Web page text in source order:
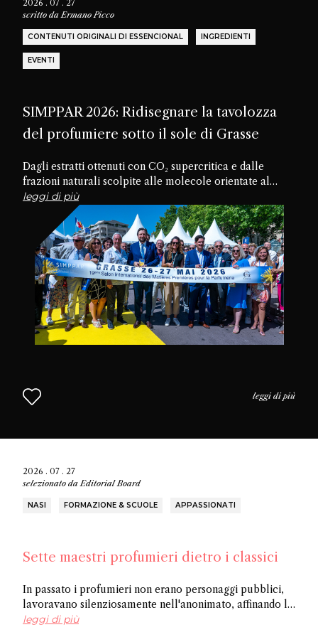
2026 . 07 . 27
scritto daErmano Picco
CONTENUTI ORIGINALI DI ESSENCIONAL INGREDIENTI
EVENTI
SIMPPAR 2026: Ridisegnare la tavolozza
del profumiere sotto il sole di Grasse
Dagli estratti ottenuti con CO₂ supercritica e dalle
frazioni naturali scolpite alle molecole orientate al
futuro, passando per materiali dimenticati e texture
commestibili, la diciannovesima edizione di SIMPPAR ha
rivelato un’industria che sta riscoprendo il potenziale
creativo nascosto all’interno della propria tavolozza.
leggi di più
leggi di più
2026 . 07 . 27
selezionato daEditorial Board
NASI FORMAZIONE & SCUOLE APPASSIONATI
Sette maestri profumieri dietro i classici
In passato i profumieri non erano personaggi pubblici,
lavoravano silenziosamente nell'anonimato, affinando la
loro arte e creando opere senza ricevere riconoscimenti.
leggi di più